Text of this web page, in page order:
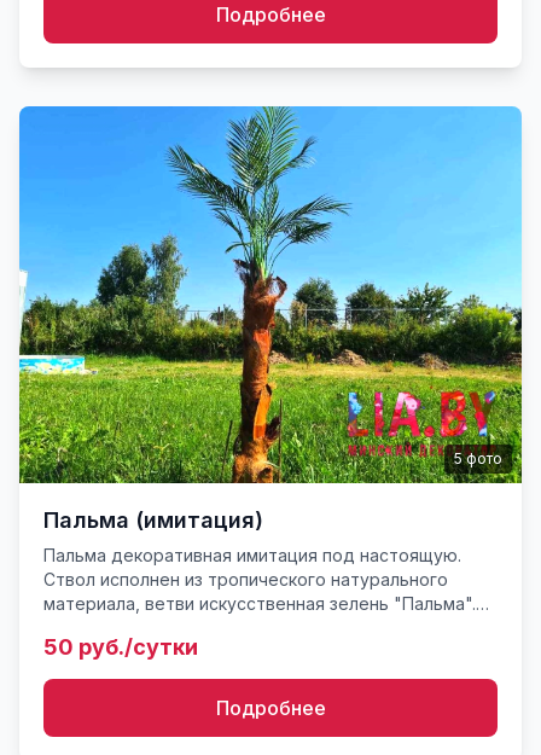
Подробнее
5фото
Пальма (имитация)
Пальма декоративная имитация под настоящую.
Ствол исполнен из тропического натурального
материала, ветви искусственная зелень "Пальма".
через гвоздь к гр...
50 руб./сутки
Подробнее